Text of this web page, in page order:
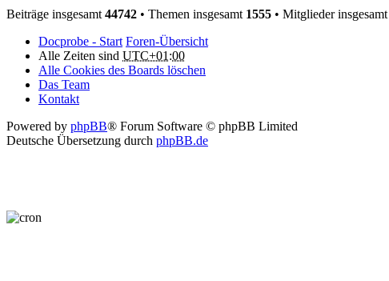
Beiträge insgesamt 44742 • Themen insgesamt 1555 • Mitglieder insgesamt
Docprobe - Start Foren-Übersicht
Alle Zeiten sind UTC+01:00
Alle Cookies des Boards löschen
Das Team
Kontakt
Powered by phpBB® Forum Software © phpBB Limited
Deutsche Übersetzung durch phpBB.de